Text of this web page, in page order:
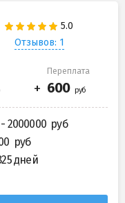
Отзывов: 1
Переплата
2000000
дней